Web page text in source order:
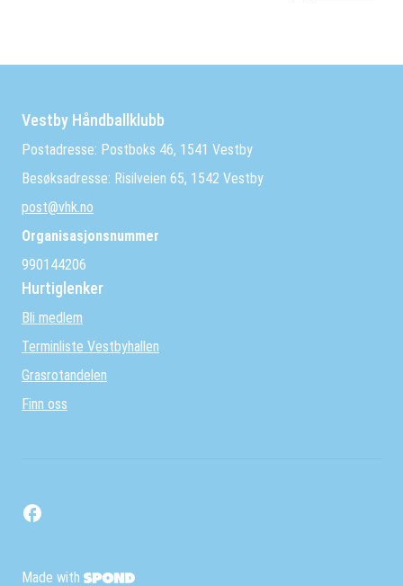
Vestby Håndballklubb
Postadresse: Postboks 46, 1541 Vestby
Besøksadresse: Risilveien 65, 1542 Vestby
post@vhk.no
Organisasjonsnummer
990144206
Hurtiglenker
Bli medlem
Terminliste Vestbyhallen
Grasrotandelen
Finn oss
Made with